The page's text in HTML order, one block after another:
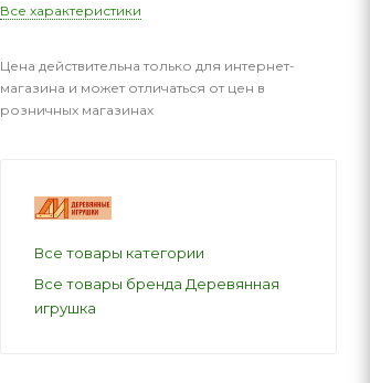
Все характеристики
Цена действительна только для интернет-
магазина и может отличаться от цен в
розничных магазинах
Все товары категории
Все товары бренда Деревянная
игрушка